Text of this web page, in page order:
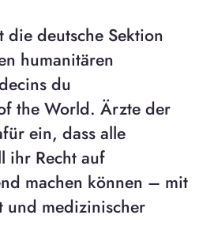
deutsche Sektion
humanitären
du
the World. Ärzte der
ein, dass alle
ihr Recht auf
machen können – mit
medizinischer